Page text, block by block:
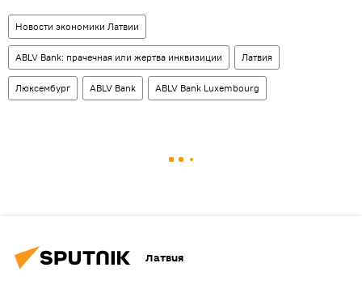
Новости экономики Латвии
ABLV Bank: прачечная или жертва инквизиции Латвия
Люксембург ABLV Bank ABLV Bank Luxembourg
Латвия